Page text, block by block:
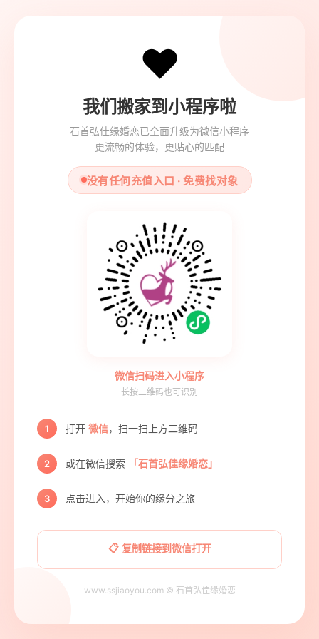
❤️
我们搬家到小程序啦
石首弘佳缘婚恋已全面升级为微信小程序
更流畅的体验，更贴心的匹配
没有任何充值入口 · 免费找对象
微信扫码进入小程序
长按二维码也可识别
1 打开 微信，扫一扫上方二维码
2 或在微信搜索 「石首弘佳缘婚恋」
3 点击进入，开始你的缘分之旅
📋 复制链接到微信打开
www.ssjiaoyou.com © 石首弘佳缘婚恋